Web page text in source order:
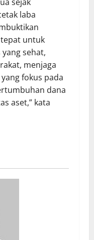
laba
untuk
sehat,
menjaga
fokus pada
dana
aset,” kata